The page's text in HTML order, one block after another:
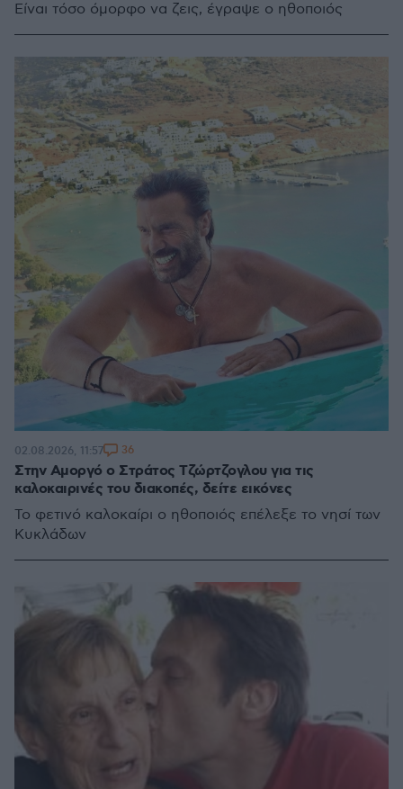
Είναι τόσο όμορφο να ζεις, έγραψε ο ηθοποιός
Στην Αμοργό ο Στράτος Τζώρτζογλου για τις
καλοκαιρινές του διακοπές, δείτε εικόνες
Το φετινό καλοκαίρι ο ηθοποιός επέλεξε το νησί των
Κυκλάδων
02.08.2026, 11:57 36